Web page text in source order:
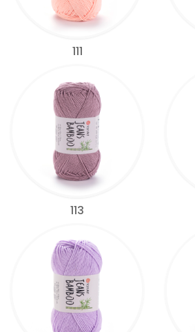
111
113